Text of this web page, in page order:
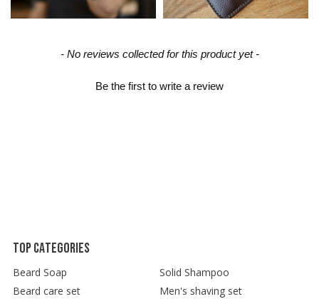
- No reviews collected for this product yet -
Be the first to write a review
New content loaded
Top categories
Beard Soap
Solid Shampoo
Beard care set
Men's shaving set